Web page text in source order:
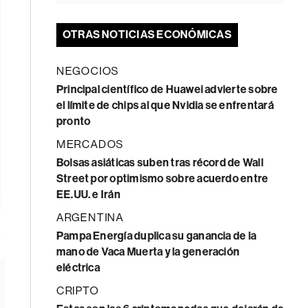
OTRAS NOTICIAS ECONÓMICAS
NEGOCIOS
Principal científico de Huawei advierte sobre
el límite de chips al que Nvidia se enfrentará
pronto
MERCADOS
Bolsas asiáticas suben tras récord de Wall
Street por optimismo sobre acuerdo entre
EE.UU. e Irán
ARGENTINA
Pampa Energía duplica su ganancia de la
mano de Vaca Muerta y la generación
eléctrica
CRIPTO